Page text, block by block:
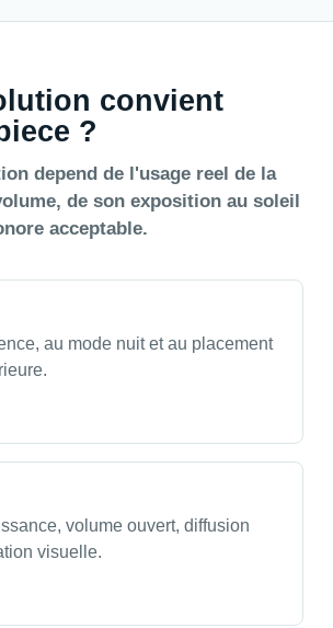
convient
?
depend de l'usage reel de la
de son exposition au soleil
acceptable.
au mode nuit et au placement
volume ouvert, diffusion
visuelle.